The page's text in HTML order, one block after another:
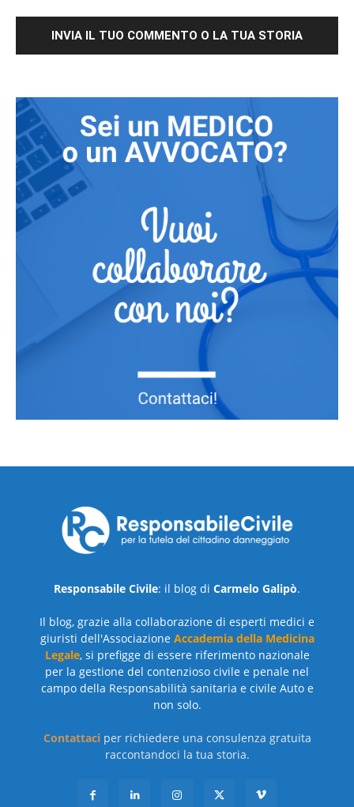
Responsabile Civile: il blog di Carmelo Galipò.
Il blog, grazie alla collaborazione di esperti medici e
giuristi dell'Associazione Accademia della Medicina
Legale, si prefigge di essere riferimento nazionale
per la gestione del contenzioso civile e penale nel
campo della Responsabilità sanitaria e civile Auto e
non solo.
Contattaciper richiedere una consulenza gratuita
raccontandoci la tua storia.